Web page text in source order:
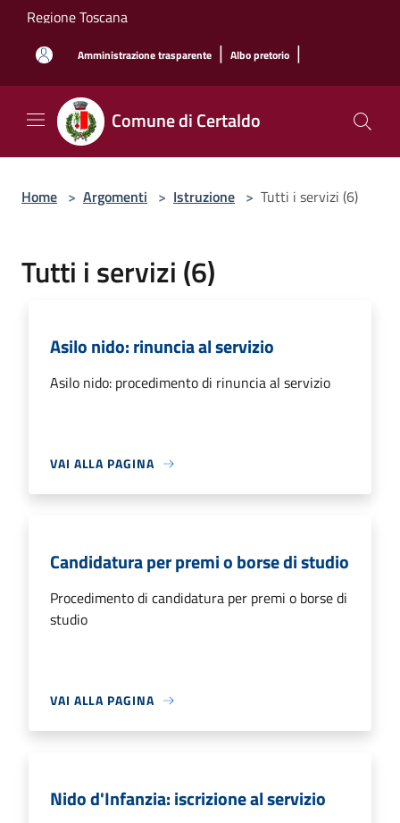
Salta al contenuto principale
Regione Toscana
Amministrazione trasparente | Albo pretorio |
Comune di Certaldo
Home > Argomenti > Istruzione > Tutti i servizi (6)
Tutti i servizi (6)
Asilo nido: rinuncia al servizio
Asilo nido: procedimento di rinuncia al servizio
VAI ALLA PAGINA
Candidatura per premi o borse di studio
Procedimento di candidatura per premi o borse di
studio
VAI ALLA PAGINA
Nido d'Infanzia: iscrizione al servizio